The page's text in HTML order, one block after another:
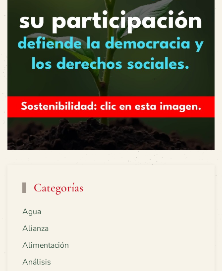
Categorías
Agua
Alianza
Alimentación
Análisis